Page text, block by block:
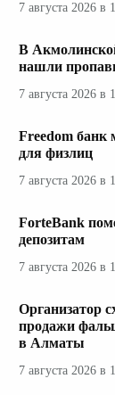
7 августа 2026 в
В
нашли
7 августа 2026 в
Freedom банк
для физлиц
7 августа 2026 в
ForteBank
депозитам
7 августа 2026 в
Организатор
продажи
в Алматы
7 августа 2026 в